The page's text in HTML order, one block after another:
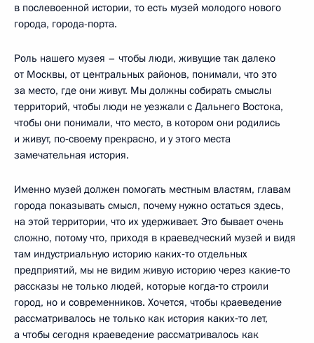
в послевоенной истории, то есть музей молодого нового
города, города-порта.
Роль нашего музея – чтобы люди, живущие так далеко
от Москвы, от центральных районов, понимали, что это
за место, где они живут. Мы должны собирать смыслы
территорий, чтобы люди не уезжали с Дальнего Востока,
чтобы они понимали, что место, в котором они родились
и живут, по‑своему прекрасно, и у этого места
замечательная история.
Именно музей должен помогать местным властям, главам
города показывать смысл, почему нужно остаться здесь,
на этой территории, что их удерживает. Это бывает очень
сложно, потому что, приходя в краеведческий музей и видя
там индустриальную историю каких‑то отдельных
предприятий, мы не видим живую историю через какие‑то
рассказы не только людей, которые когда‑то строили
город, но и современников. Хочется, чтобы краеведение
рассматривалось не только как история каких‑то лет,
а чтобы сегодня краеведение рассматривалось как